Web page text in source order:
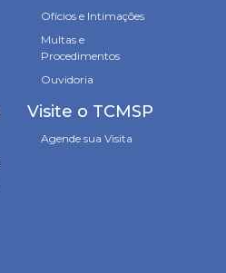
Ofícios e Intimações
Multas e
Procedimentos
Ouvidoria
Visite o TCMSP
Agende sua Visita